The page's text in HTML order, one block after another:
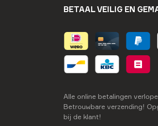
BETAAL VEILIG EN
Alle online betalingen
Betrouwbare verzending!
bij de klant!